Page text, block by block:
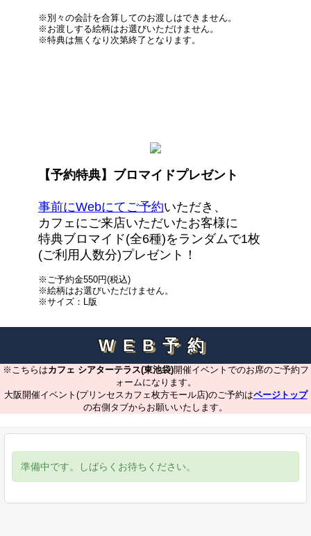
※別々の会計を合算してのお渡しはできません。
※お渡しする絵柄はお選びいただけません。
※特典は無くなり次第終了となります。
【予約特典】ブロマイドプレゼント
事前にWebにてご予約いただき、
カフェにご来店いただいたお客様に
特典ブロマイド(全6種)をランダムで1枚
(ご利用人数分)プレゼント！
※ご予約金550円(税込)
※絵柄はお選びいただけません。
※サイズ：L版
WEB予約
※こちらはカフェ シアターテラス(東池袋)開催イベントでのお席のご予約フ
ォームになります。
大阪開催イベント(プリンセスカフェ枚方モール店)のご予約はページトップ
の右側タブからお願いいたします。